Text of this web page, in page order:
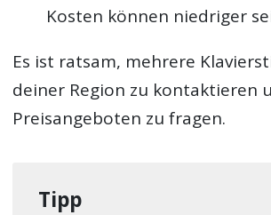
Kosten können niedriger
Es ist ratsam, mehrere
deiner Region zu kontaktieren
Preisangeboten zu fragen.
Tipp